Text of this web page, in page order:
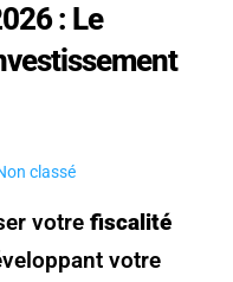
: Le
classé
votre fiscalité
votre